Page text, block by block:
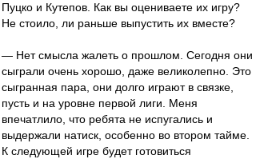
Пуцко и Кутепов. Как вы оцениваете их игру?
Не стоило, ли раньше выпустить их вместе?
— Нет смысла жалеть о прошлом. Сегодня они
сыграли очень хорошо, даже великолепно. Это
сыгранная пара, они долго играют в связке,
пусть и на уровне первой лиги. Меня
впечатлило, что ребята не испугались и
выдержали натиск, особенно во втором тайме.
К следующей игре будет готовиться